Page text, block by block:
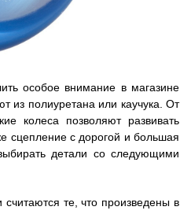
особое внимание в магазине
из полиуретана или каучука. От
колеса позволяют развивать
сцепление с дорогой и большая
детали со следующими
те, что произведены в